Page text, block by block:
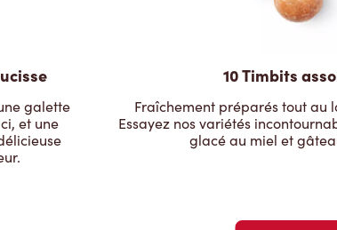
galette
et une
10 Timbits
Fraîchement préparés tout au
Essayez nos variétés
glacé au miel et